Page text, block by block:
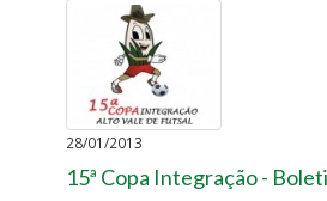
28/01/2013
15ª Copa Integração -